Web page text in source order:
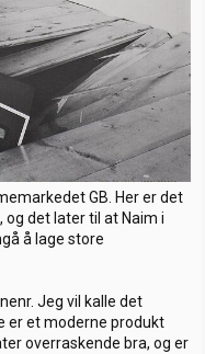
GB. Her er det
det later til at Naim i
å lage store
Jeg vil kalle det
er et moderne produkt
overraskende bra, og er